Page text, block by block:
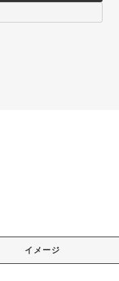
イメージ